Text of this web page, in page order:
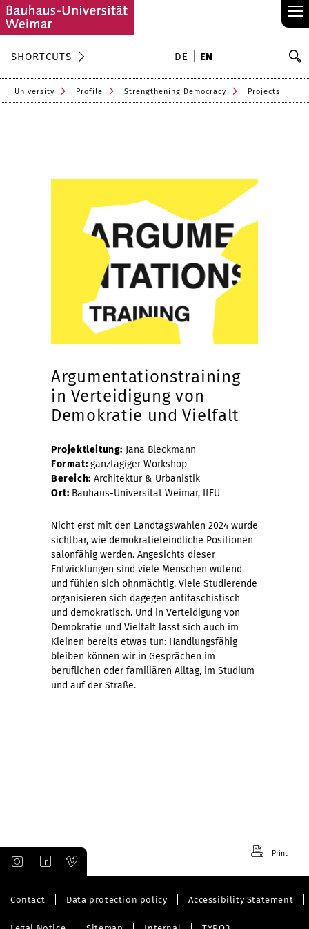
≡
SHORTCUTS DE EN
University Profile Strengthening Democracy Projects
Argumentationstraining
in Verteidigung von
Demokratie und Vielfalt
Projektleitung: Jana Bleckmann
Format: ganztägiger Workshop
Bereich: Architektur & Urbanistik
Ort: Bauhaus-Universität Weimar, IfEU
Nicht erst mit den Landtagswahlen 2024 wurde
sichtbar, wie demokratiefeindliche Positionen
salonfähig werden. Angesichts dieser
Entwicklungen sind viele Menschen wütend
und fühlen sich ohnmächtig. Viele Studierende
organisieren sich dagegen antifaschistisch
und demokratisch. Und in Verteidigung von
Demokratie und Vielfalt lässt sich auch im
Kleinen bereits etwas tun: Handlungsfähig
bleiben können wir in Gesprächen im
beruflichen oder familiären Alltag, im Studium
und auf der Straße.
Print
Contact Data protection policy Accessibility Statement